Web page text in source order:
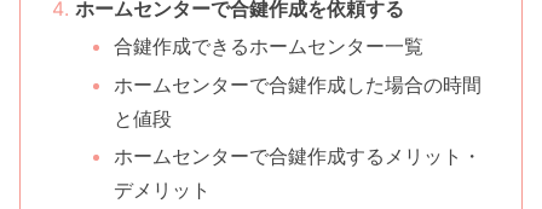
ホームセンターで合鍵作成を依頼する
合鍵作成できるホームセンター一覧
ホームセンターで合鍵作成した場合の時間
と値段
ホームセンターで合鍵作成するメリット・
デメリット